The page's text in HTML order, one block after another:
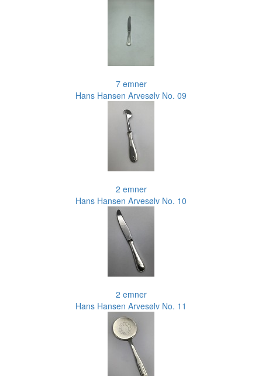
7 emner
Hans Hansen Arvesølv No. 09
2 emner
Hans Hansen Arvesølv No. 10
2 emner
Hans Hansen Arvesølv No. 11